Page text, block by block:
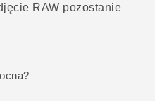
RAW pozostanie